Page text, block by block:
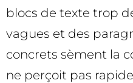
blocs de texte trop
vagues et des
concrets sèment la
ne perçoit pas